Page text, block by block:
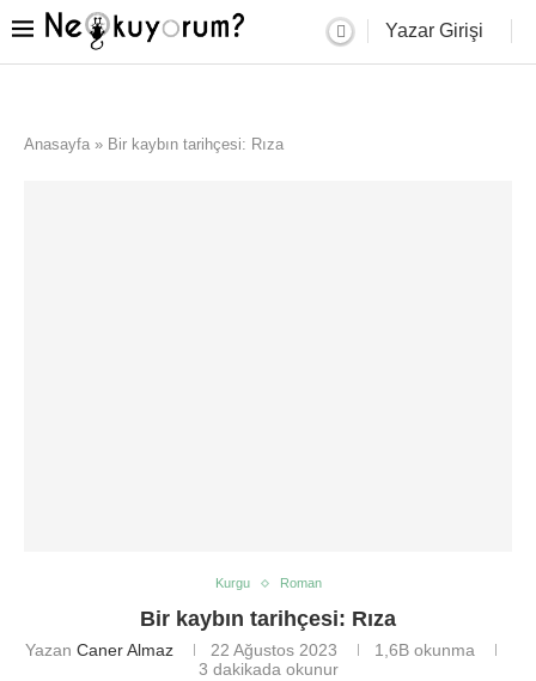
Yazar Girişi
Anasayfa » Bir kaybın tarihçesi: Rıza
Kurgu Roman
Bir kaybın tarihçesi: Rıza
Yazan Caner Almaz 22 Ağustos 2023 1,6Bokunma
3 dakikada okunur